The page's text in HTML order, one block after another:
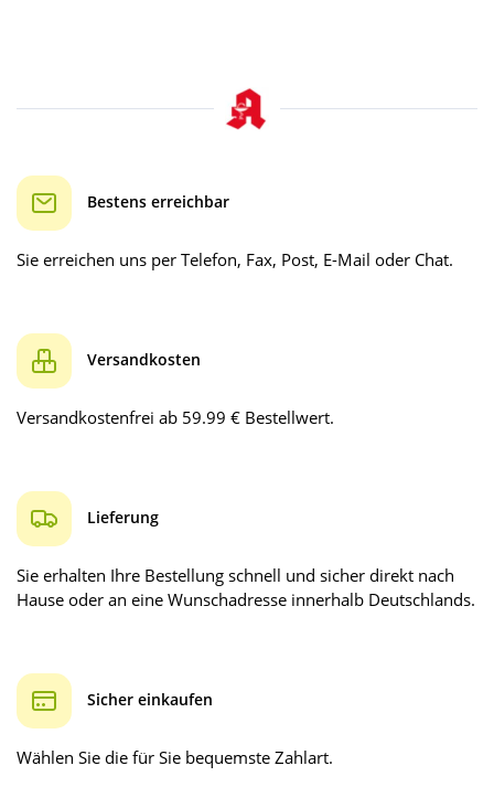
Bestens erreichbar
Sie erreichen uns per Telefon, Fax, Post, E-Mail oder Chat.
Versandkosten
Versandkostenfrei ab 59.99 € Bestellwert.
Lieferung
Sie erhalten Ihre Bestellung schnell und sicher direkt nach
Hause oder an eine Wunschadresse innerhalb Deutschlands.
Sicher einkaufen
Wählen Sie die für Sie bequemste Zahlart.